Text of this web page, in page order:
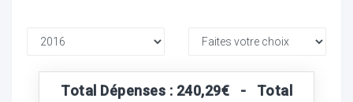
Total Dépenses : 240,29€ - Total